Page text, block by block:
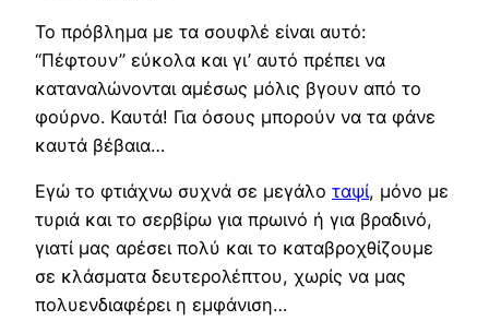
Το πρόβλημα με τα σουφλέ είναι αυτό:
“Πέφτουν” εύκολα και γι’ αυτό πρέπει να
καταναλώνονται αμέσως μόλις βγουν από το
φούρνο. Καυτά! Για όσους μπορούν να τα φάνε
καυτά βέβαια…
Εγώ το φτιάχνω συχνά σε μεγάλο ταψί, μόνο με
τυριά και το σερβίρω για πρωινό ή για βραδινό,
γιατί μας αρέσει πολύ και το καταβροχθίζουμε
σε κλάσματα δευτερολέπτου, χωρίς να μας
πολυενδιαφέρει η εμφάνιση…